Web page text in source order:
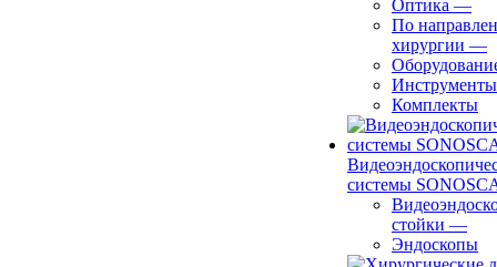
Оптика —
По
хирургии —
Инструменты
Комплекты
системы
стойки —
Эндоскопы